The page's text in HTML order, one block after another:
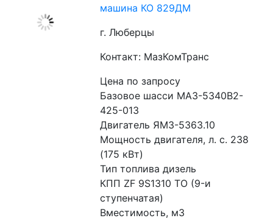
машина КО 829ДМ
г. Люберцы
Контакт: МазКомТранс
Цена по запросу
Базовое шасси МАЗ-5340В2-
425-013
Двигатель ЯМЗ-5363.10
Мощность двигателя, л. с. 238
(175 кВт)
Тип топлива дизель
КПП ZF 9S1310 TO (9-и
ступенчатая)
Вместимость, м3